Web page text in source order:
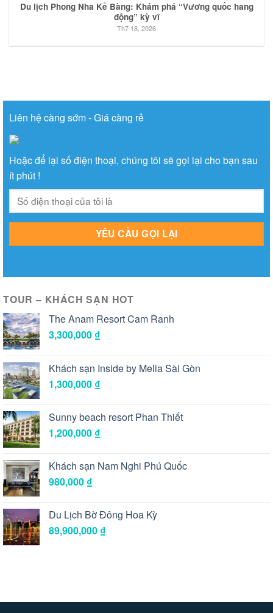
Du lịch Phong Nha Kẻ Bàng: Khám phá “Vương quốc hang
động” kỳ vĩ
Th7 18, 2026
Liên hệ càng sớm - Giá càng rẻ
Hoặc để lại số điện thoại, chúng tôi sẽ gọi lại cho bạn sau
ít phút !
TOUR – KHÁCH SẠN HOT
The Anam Resort Cam Ranh
3,300,000 ₫
Khách sạn Inside by Melia Sài Gòn
1,300,000 ₫
Sunny beach resort Phan Thiết
1,200,000 ₫
Khách sạn Nam Nghi Phú Quốc
980,000 ₫
Du Lịch Bờ Đông Hoa Kỳ
89,900,000 ₫